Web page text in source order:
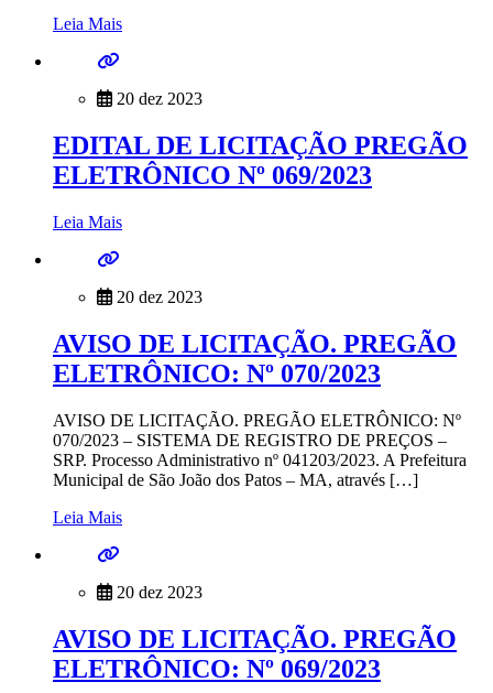
Leia Mais
20 dez 2023
EDITAL DE LICITAÇÃO PREGÃO
ELETRÔNICO Nº 069/2023
Leia Mais
20 dez 2023
AVISO DE LICITAÇÃO. PREGÃO
ELETRÔNICO: Nº 070/2023
AVISO DE LICITAÇÃO. PREGÃO ELETRÔNICO: Nº
070/2023 – SISTEMA DE REGISTRO DE PREÇOS –
SRP. Processo Administrativo nº 041203/2023. A Prefeitura
Municipal de São João dos Patos – MA, através […]
Leia Mais
20 dez 2023
AVISO DE LICITAÇÃO. PREGÃO
ELETRÔNICO: Nº 069/2023